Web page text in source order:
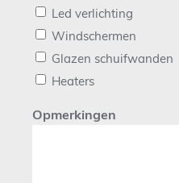
Led verlichting
Windschermen
Glazen schuifwanden
Heaters
Opmerkingen